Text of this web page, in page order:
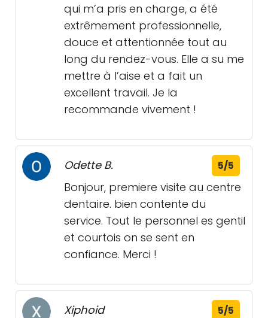
qui m’a pris en charge, a été
extrêmement professionnelle,
douce et attentionnée tout au
long du rendez-vous. Elle a su me
mettre à l’aise et a fait un
excellent travail. Je la
recommande vivement !
Odette B. 5/5
Bonjour, premiere visite au centre
dentaire. bien contente du
service. Tout le personnel es gentil
et courtois on se sent en
confiance. Merci !
Xiphoid 5/5